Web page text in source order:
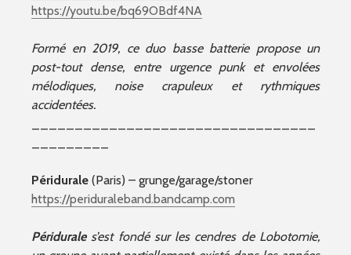
https://youtu.be/bq69OBdf4NA
Formé en 2019, ce duo basse batterie propose un
post-tout dense, entre urgence punk et envolées
mélodiques, noise crapuleux et rythmiques
accidentées.
Péridurale (Paris) – grunge/garage/stoner
https://periduraleband.bandcamp.com
Péridurales’est fondé sur les cendres de Lobotomie,